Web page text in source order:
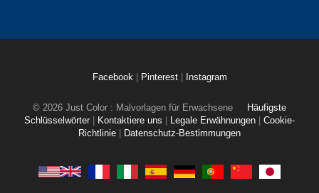
Facebook Pinterest Instagram
© 2026 Just Color : Malvorlagen für Erwachsene
Häufigste
Schlüsselwörter
Kontaktiere uns Legale Erwähnungen
Cookie-
Richtlinie
Datenschutz-Bestimmungen